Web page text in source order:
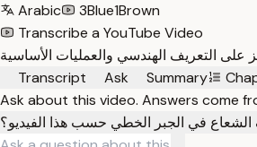
Arabic
3Blue1Brown
Transcribe a YouTube Video
Transcript
Ask Summary
Ask about this video. Answers come
الشعاع في الجبر الخطي حسب هذا الفيديو؟